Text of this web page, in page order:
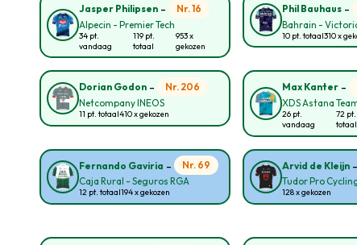
Jasper Philipsen -
Nr. 16
Alpecin - Premier Tech
34 pt.
vandaag
119 pt.
totaal
953 x
gekozen
Phil Bauhaus -
Bahrain -
10 pt. totaal310 x
Dorian Godon -
Nr. 206
Netcompany INEOS
11 pt. totaal410 x gekozen
Max Kanter -
XDS Astana
26 pt.
vandaag
72 pt.
totaal
Fernando Gaviria -
Nr. 69
Caja Rural - Seguros RGA
12 pt. totaal194 x gekozen
Arvid de Kleijn
Tudor Pro
128 x gekozen